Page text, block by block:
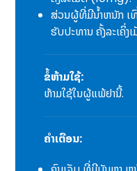
ສ່ວນຜູ້ທີ່ມີນໍ້າຫນັກ ເ
ຮັບປະທານ ຄັ້ງລະເຄິ່
ຂໍ້ຫ້າມໃຊ້:
ຫ້າມໃຊ້ໃນຜູ້ແພ້ຢານີ້.
ຄຳເຕືອນ: